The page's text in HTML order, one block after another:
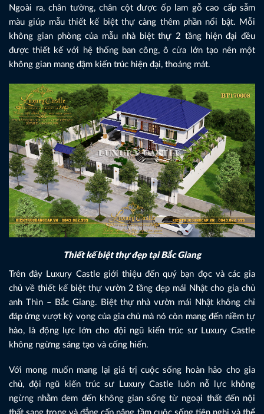
Ngoài ra, chân tường, chân cột được ốp lam gỗ cao cấp sẫm
màu giúp mẫu thiết kế biệt thự càng thêm phần nổi bật. Mỗi
không gian phòng của mẫu nhà biệt thự 2 tầng hiện đại đều
được thiết kế với hệ thống ban công, ô cửa lớn tạo nên một
không gian mang đậm kiến trúc hiện đại, thoáng mát.
Thiết kế biệt thự đẹp tại Bắc Giang
Trên đây Luxury Castle giới thiệu đến quý bạn đọc và các gia
chủ về thiết kế biệt thự vườn 2 tầng đẹp mái Nhật cho gia chủ
anh Thìn – Bắc Giang. Biệt thự nhà vườn mái Nhật không chỉ
đáp ứng vượt kỳ vọng của gia chủ mà nó còn mang đến niềm tự
hào, là động lực lớn cho đội ngũ kiến trúc sư Luxury Castle
không ngừng sáng tạo và cống hiến.
Với mong muốn mang lại giá trị cuộc sống hoàn hảo cho gia
chủ, đội ngũ kiến trúc sư Luxury Castle luôn nỗ lực không
ngừng nhằm đem đến không gian sống từ ngoại thất đến nội